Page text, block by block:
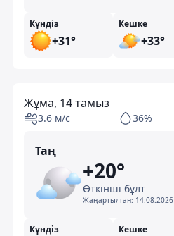
Күндіз
+31°
Кешке
+33°
Жұма, 14 тамыз
3.6 м/с 36%
Таң
+20°
Өткінші бұлт
Жаңартылған: 14.08.2026
Күндіз Кешке